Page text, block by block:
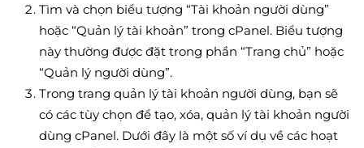
Tìm và chọn biểu tượng “Tài khoản người dùng”
hoặc “Quản lý tài khoản” trong cPanel. Biểu tượng
này thường được đặt trong phần “Trang chủ” hoặc
“Quản lý người dùng”.
Trong trang quản lý tài khoản người dùng, bạn sẽ
có các tùy chọn để tạo, xóa, quản lý tài khoản người
dùng cPanel. Dưới đây là một số ví dụ về các hoạt